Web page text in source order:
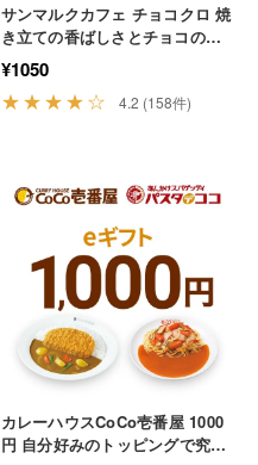
サンマルクカフェ チョコクロ 焼
き立ての香ばしさとチョコの甘
さが絶妙な定番の手土産 パン ス
イーツ カフェ
¥1050
★★★★☆ 4.2 (158件)
カレーハウスCoCo壱番屋 1000
円 自分好みのトッピングで究極